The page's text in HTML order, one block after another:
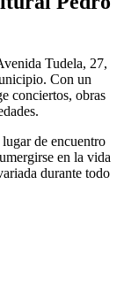
Tudela, 27,
Con un
conciertos, obras
de encuentro
en la vida
durante todo